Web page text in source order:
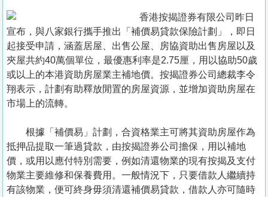
置
業
手
冊
關
們
香港按揭證券有限公司昨日
宣布，與八家銀行攜手推出「補價易貸款保險計劃」，即日
起接受申請，涵蓋居屋、出售公屋、房協資助出售房屋以及
夾屋共約40萬個單位，最優惠利率是2.75厘，用以協助50歲
或以上的本港資助房屋業主補地價。按揭證券公司總裁李令
翔表示，計劃有助釋放閒置的房屋資源，並增加資助房屋在
市場上的流轉。
根據「補價易」計劃，合資格業主可將其資助房屋作為
抵押品提取一筆過貸款，由按揭證券公司擔保，用以補地
價，或用以應付特別需要，例如清還物業的現有按揭及支付
物業主要維修和保養費用。一般情況下，只要借款人繼續持
有該物業，便可終身毋須清還補價易貸款，借款人亦可隨時